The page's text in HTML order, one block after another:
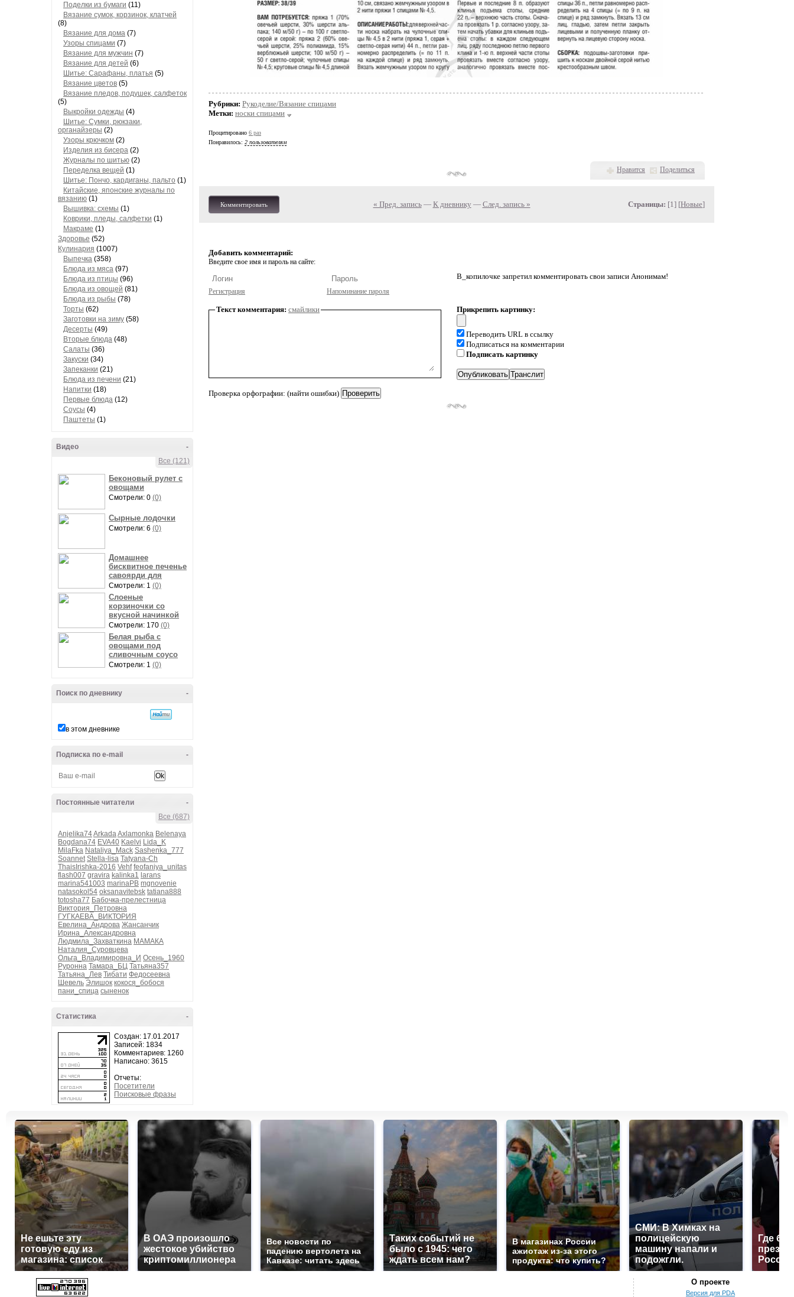
Поделки из бумаги (11)
Вязание сумок, корзинок, клатчей
(8)
Вязание для дома (7)
Узоры спицами (7)
Вязание для мужчин (7)
Вязание для детей (6)
Шитье: Сарафаны, платья (5)
Вязание цветов (5)
Вязание пледов, подушек, салфеток
(5)
Выкройки одежды (4)
Шитье: Сумки, рюкзаки,
органайзеры (2)
Узоры крючком (2)
Изделия из бисера (2)
Журналы по шитью (2)
Переделка вещей (1)
Шитье: Пончо, кардиганы, пальто (1)
Китайские, японские журналы по
вязанию (1)
Вышивка: схемы (1)
Коврики, пледы, салфетки (1)
Макраме (1)
Здоровье (52)
Кулинария (1007)
Выпечка (358)
Блюда из мяса (97)
Блюда из птицы (96)
Блюда из овощей (81)
Блюда из рыбы (78)
Торты (62)
Заготовки на зиму (58)
Десерты (49)
Вторые блюда (48)
Салаты (36)
Закуски (34)
Запеканки (21)
Блюда из печени (21)
Напитки (18)
Первые блюда (12)
Соусы (4)
Паштеты (1)
-
Видео
Все (121)
Беконовый рулет с
овощами
Смотрели: 0 (0)
Сырные лодочки
Смотрели: 6 (0)
Домашнее
бисквитное печенье
савоярди для
Смотрели: 1 (0)
Слоеные
корзиночки со
вкусной начинкой
Смотрели: 170 (0)
Белая рыба с
овощами под
сливочным соусо
Смотрели: 1 (0)
-
Поиск по дневнику
в этом дневнике
-
Подписка по e-mail
-
Постоянные читатели
Все (687)
Anjelika74ArkadaAxlamonka Belenaya
Bogdana74 EVA40 Kaelvi Lida_K
MilaFka Nataliya_Mack Sashenka_777
Soannet Stella-lisa Tatyana-Ch
ThaisIrishka-2016 Vehf feofaniya_unitas
flash007 gravira kalinka1 larans
marina541003 marinaPB mgnovenie
natasokol54 oksanavitebsk tatiana888
totosha77 Бабочка-прелестница
Виктория_Петровна
ГУГКАЕВА_ВИКТОРИЯ
Евелина_Андрова Жансанчик
Ирина_Александровна
Людмила_Захваткина МАМАКА
Наталия_Суровцева
Ольга_Владимировна_И Осень_1960
Руронна Тамара_БЦ Татьяна357
Татьяна_Лев Тибати Федосеевна
Шевель Элишок кокося_бобося
пани_спица сыненок
-
Статистика
Создан: 17.01.2017
Записей: 1834
Комментариев: 1260
Написано: 3615
Отчеты:
Посетители
Поисковые фразы
Рубрики: Рукоделие/Вязание спицами
Метки: носки спицами
Процитировано 6 раз
Понравилось: 2 пользователям
Нравится Поделиться
Комментировать « Пред. запись— К дневнику — След. запись » Страницы: [1] [Новые]
Добавить комментарий:
Введите свое имя и пароль на сайте:
Регистрация Напоминание пароля
В_копилочке запретил комментировать свои записи Анонимам!
Текст комментария: смайлики
Проверка орфографии: (найти ошибки)
Прикрепить картинку:
Переводить URL в ссылку
Подписаться на комментарии
Подписать картинку
Не ешьте эту
готовую еду из
магазина: список
В ОАЭ произошло
жестокое убийство
криптомиллионера
Все новости по
падению вертолета на
Кавказе: читать здесь
Таких событий не
было с 1945: чего
ждать всем нам?
В магазинах России
ажиотаж из-за этого
продукта: что купить?
СМИ: В Химках на
полицейскую
машину напали и
подожгли.
Где
О проекте
Версия для PDA